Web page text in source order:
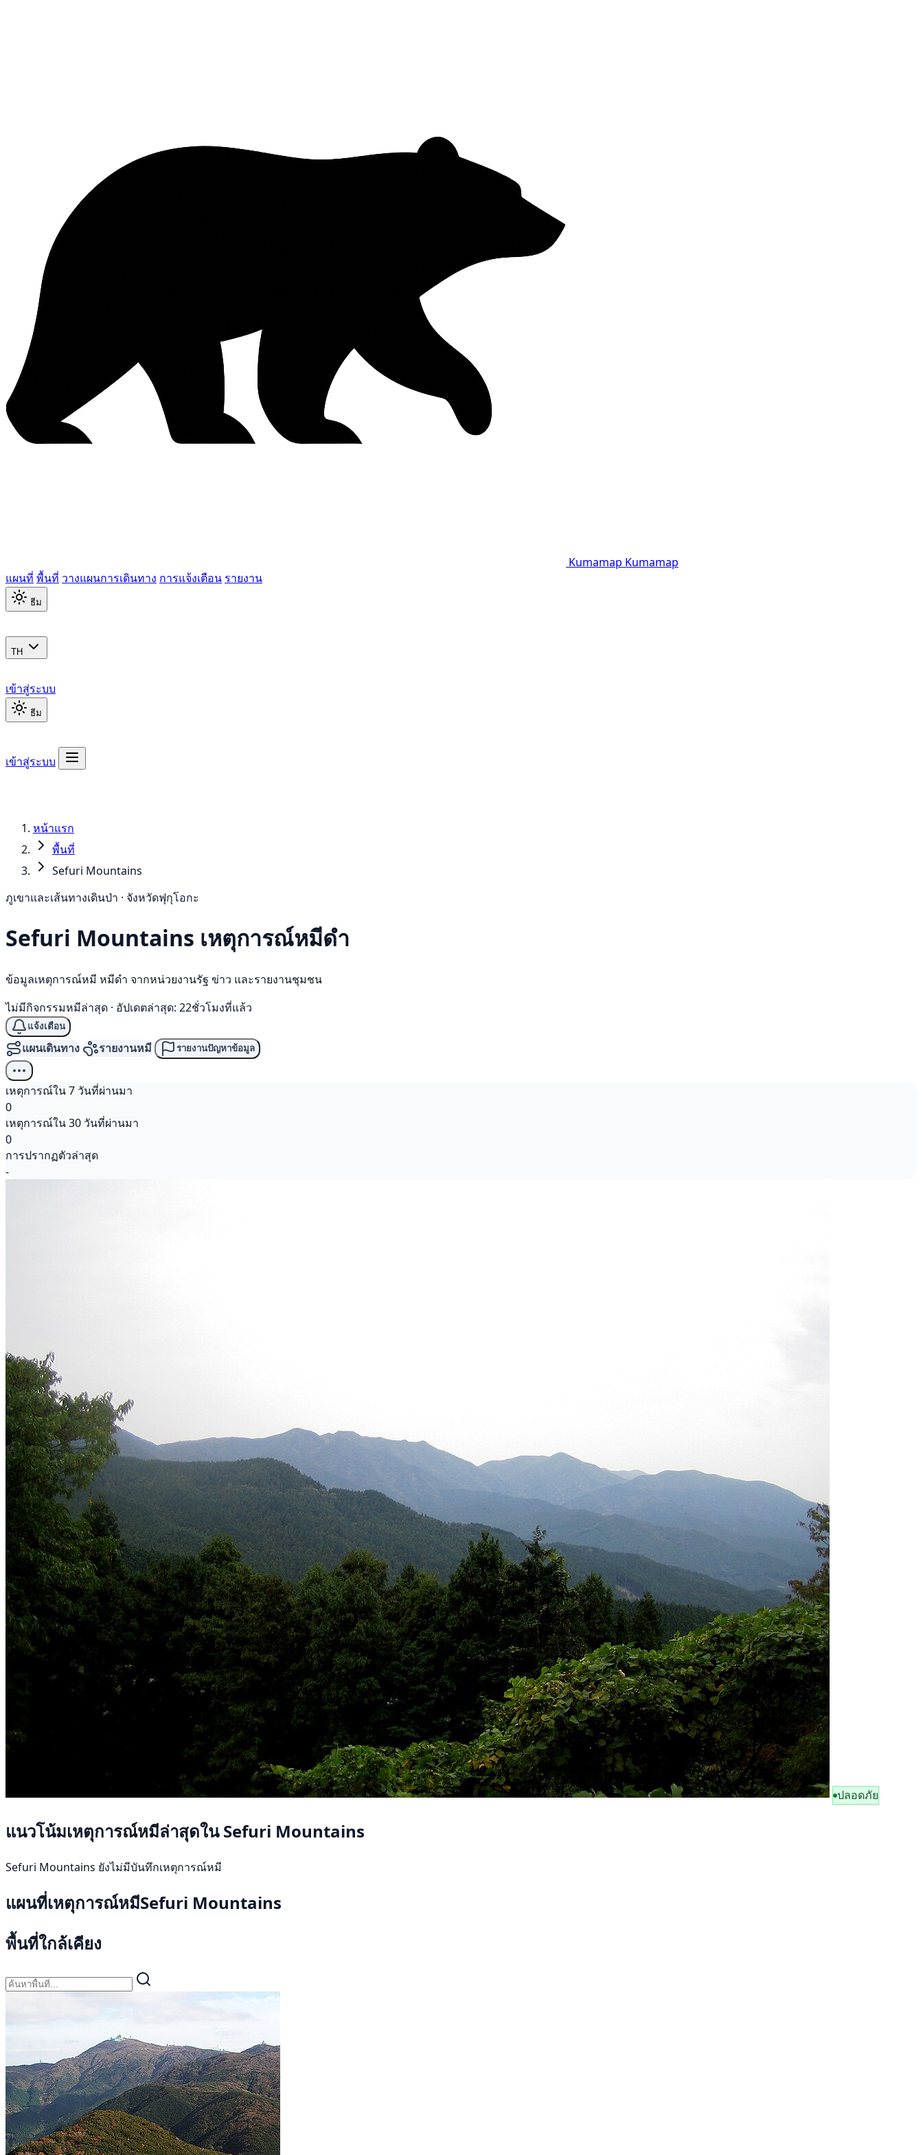
Kumamap Kumamap
แผนที่ พื้นที่ วางแผนการเดินทาง การแจ้งเตือน รายงาน
ธีม
TH
เข้าสู่ระบบ
ธีม
เข้าสู่ระบบ
หน้าแรก
พื้นที่
Sefuri Mountains
ภูเขาและเส้นทางเดินป่า · จังหวัดฟุกุโอกะ
Sefuri Mountains เหตุการณ์หมีดำ
ข้อมูลเหตุการณ์หมี หมีดำ จากหน่วยงานรัฐ ข่าว และรายงานชุมชน
ไม่มีกิจกรรมหมีล่าสุด · อัปเดตล่าสุด: 22ชั่วโมงที่แล้ว
แจ้งเตือน
แผนเดินทาง รายงานหมี รายงานปัญหาข้อมูล
เหตุการณ์ใน 7 วันที่ผ่านมา
0
เหตุการณ์ใน 30 วันที่ผ่านมา
0
การปรากฏตัวล่าสุด
-
ปลอดภัย
แนวโน้มเหตุการณ์หมีล่าสุดใน Sefuri Mountains
Sefuri Mountains ยังไม่มีบันทึกเหตุการณ์หมี
แผนที่เหตุการณ์หมีSefuri Mountains
พื้นที่ใกล้เคียง